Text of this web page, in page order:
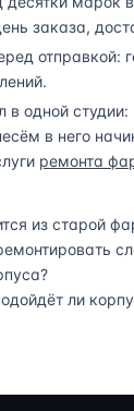
заказа,
отправкой:
в одной
в него
ремонта
из старой
ли